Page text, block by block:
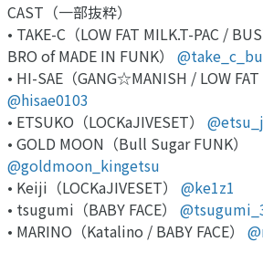
CAST（一部抜粋）
• TAKE-C（LOW FAT MILK.T-PAC /
BRO of MADE IN FUNK）
• HI-SAE（GANG☆MANISH / LOW FAT
@hisae0103
• ETSUKO（LOCKaJIVESET）
• GOLD MOON（Bull Sugar FUNK）
@goldmoon_kingetsu
• Keiji（LOCKaJIVESET） @ke1z1
• tsugumi（BABY FACE）
• MARINO（Katalino / BABY FACE）